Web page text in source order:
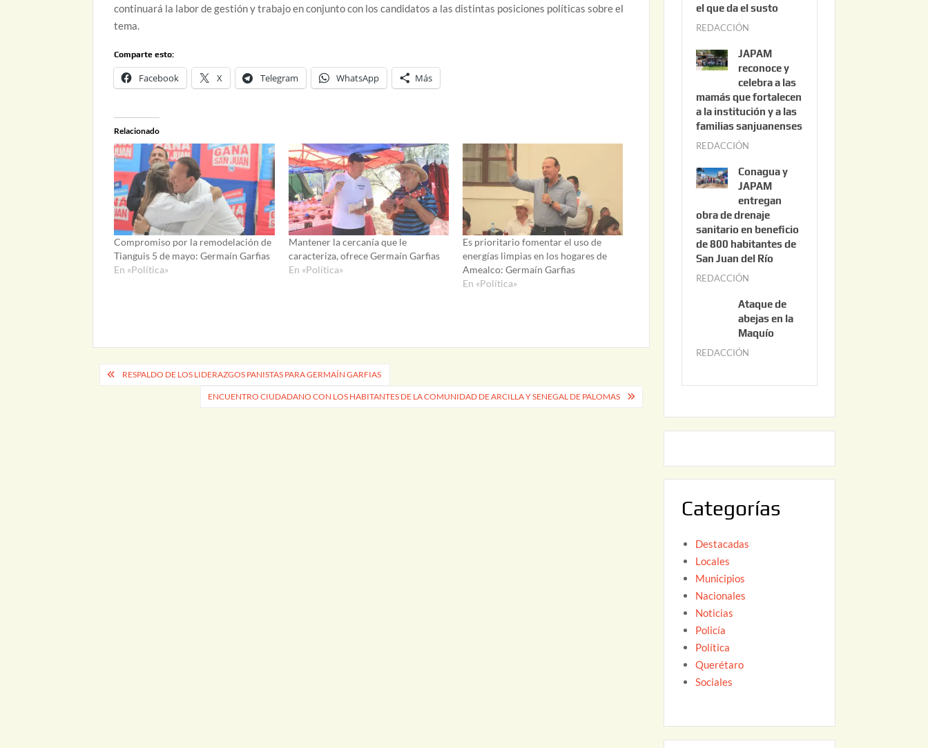
continuará la labor de gestión y trabajo en conjunto con los candidatos a las distintas posiciones políticas sobre el
tema.
Comparte esto:
Facebook X Telegram WhatsApp Más
Relacionado
Compromiso por la remodelación de
Tianguis 5 de mayo: Germaín Garfias
En «Política»
Mantener la cercanía que le
caracteriza, ofrece Germaín Garfias
En «Política»
Es prioritario fomentar el uso de
energías limpias en los hogares de
Amealco: Germaín Garfias
En «Política»
Navegación
RESPALDO DE LOS LIDERAZGOS PANISTAS PARA GERMAÍN GARFIAS
ENCUENTRO CIUDADANO CON LOS HABITANTES DE LA COMUNIDAD DE ARCILLA Y SENEGAL DE PALOMAS
el que da el susto
REDACCIÓN
s
t
o
3
0
2
6
JAPAM
reconoce y
celebra a las
mamás que fortalecen
a la institución y a las
familias sanjuanenses
REDACCIÓN
n
i
o
3
0
0
2
6
Conagua y
JAPAM
entregan
obra de drenaje
sanitario en beneficio
de 800 habitantes de
San Juan del Río
REDACCIÓN
n
i
0
2
Ataque de
abejas en la
Maquío
REDACCIÓN
y
2
Categorías
Destacadas
Locales
Municipios
Nacionales
Noticias
Policía
Política
Querétaro
Sociales